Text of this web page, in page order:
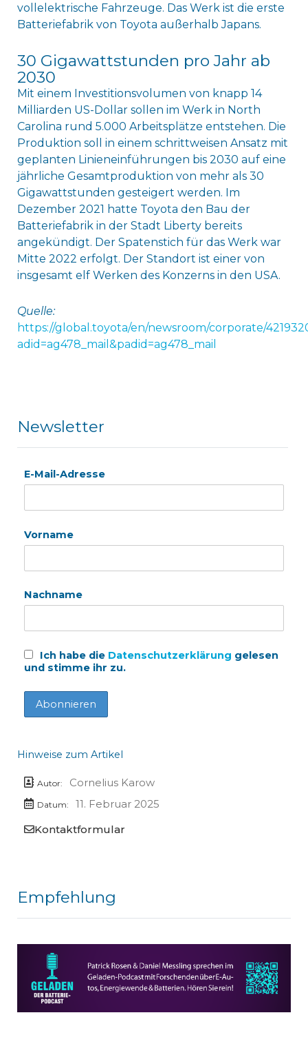
vollelektrische Fahrzeuge. Das Werk ist die erste
Batteriefabrik von Toyota außerhalb Japans.
30 Gigawattstunden pro Jahr ab
2030
Mit einem Investitionsvolumen von knapp 14
Milliarden US-Dollar sollen im Werk in North
Carolina rund 5.000 Arbeitsplätze entstehen. Die
Produktion soll in einem schrittweisen Ansatz mit
geplanten Linieneinführungen bis 2030 auf eine
jährliche Gesamtproduktion von mehr als 30
Gigawattstunden gesteigert werden. Im
Dezember 2021 hatte Toyota den Bau der
Batteriefabrik in der Stadt Liberty bereits
angekündigt. Der Spatenstich für das Werk war
Mitte 2022 erfolgt. Der Standort ist einer von
insgesamt elf Werken des Konzerns in den USA.
Quelle:
https://global.toyota/en/newsroom/corporate/
adid=ag478_mail&padid=ag478_mail
Newsletter
E-Mail-Adresse
Vorname
Nachname
Ich habe die Datenschutzerklärung gelesen
und stimme ihr zu.
Hinweise zum Artikel
Autor: Cornelius Karow
Datum:
11. Februar 2025
Kontaktformular
Empfehlung